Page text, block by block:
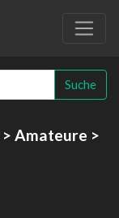
Suche
> Amateure >